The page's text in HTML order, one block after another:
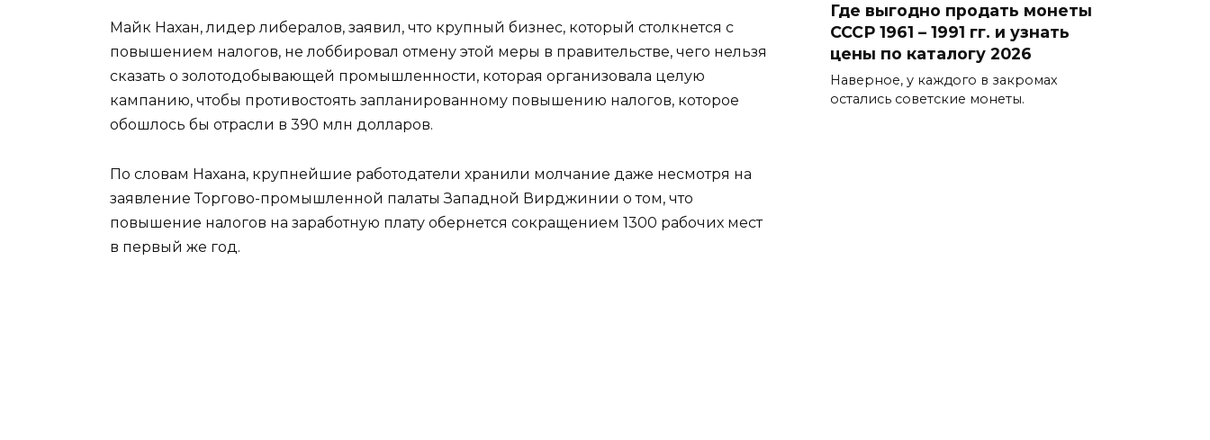
Майк Нахан, лидер либералов, заявил, что крупный бизнес, который столкнется с
повышением налогов, не лоббировал отмену этой меры в правительстве, чего нельзя
сказать о золотодобывающей промышленности, которая организовала целую
кампанию, чтобы противостоять запланированному повышению налогов, которое
обошлось бы отрасли в 390 млн долларов.
По словам Нахана, крупнейшие работодатели хранили молчание даже несмотря на
заявление Торгово-промышленной палаты Западной Вирджинии о том, что
повышение налогов на заработную плату обернется сокращением 1300 рабочих мест
в первый же год.
Где выгодно продать монеты
СССР 1961 – 1991 гг. и узнать
цены по каталогу 2026
Наверное, у каждого в закромах
остались советские монеты.